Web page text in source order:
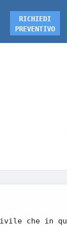
RICHIEDI
PREVENTIVO
che in